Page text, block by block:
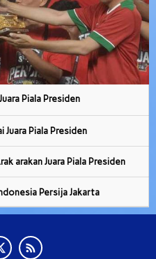
Piala Presiden
Juara Piala Presiden
arakan Juara Piala Presiden
Persija Jakarta